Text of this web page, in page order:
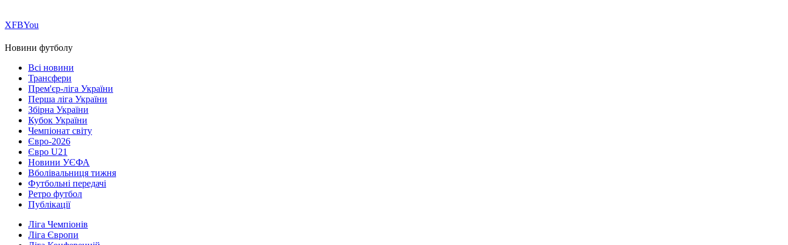
ХFBYou
Новини футболу
Всі новини
Трансфери
Прем'єр-ліга України
Перша ліга України
Збірна України
Кубок України
Чемпіонат світу
Євро-2026
Євро U21
Новини УЄФА
Вболівальниця тижня
Футбольні передачі
Ретро футбол
Публікації
Ліга Чемпіонів
Ліга Європи